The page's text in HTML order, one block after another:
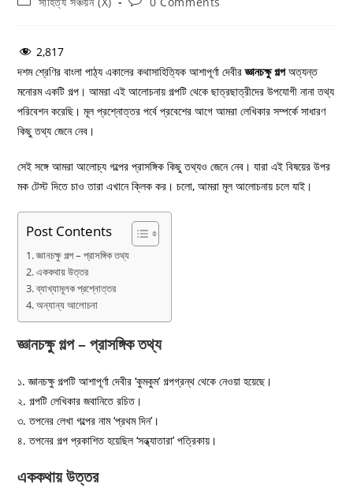
2,817
দশম শ্রেণির বাংলা পাঠ্য একালের কথাসাহিত্যিক আশাপূর্ণা দেবীরজ্ঞানচক্ষু গল্পঅত্যন্ত
মনোরম একটি গল্প। আমরা এই আলোচনায় গল্পটি থেকে ছাত্রছাত্রীদের উপযোগী নানা তথ্য
পরিবেশন করেছি। মূল প্রশ্নোত্তর পর্বে প্রবেশের আগে আমরা লেখিকার সম্পর্কে সাধারণ
কিছু তথ্য জেনে নেব।
সেই সঙ্গে আমরা আলোচ্য গল্পের প্রাসঙ্গিক কিছু তথ্যও জেনে নেব। যারা এই বিষয়ের উপর
মক টেস্ট দিতে চাও তারা এখানে ক্লিক কর। চলো, আমরা মূল আলোচনায় চলে যাই।
Post Contents
জ্ঞানচক্ষু গল্প – প্রাসঙ্গিক তথ্য
এককথায় উত্তর
ব্যাখ্যামূলক প্রশ্নোত্তর
অন্যান্য আলোচনা
জ্ঞানচক্ষু গল্প – প্রাসঙ্গিক তথ্য
১. জ্ঞানচক্ষু গল্পটি আশাপূর্ণা দেবীর ‘কুমকুম’ গল্পগ্রন্থ থেকে নেওয়া হয়েছে।
২. গল্পটি লেখিকার জবানিতে রচিত।
৩. তপনের লেখা গল্পের নাম ‘প্রথম দিন’।
৪. তপনের গল্প প্রকাশিত হয়েছিল ‘সন্ধ্যাতারা’ পত্রিকায়।
এককথায় উত্তর